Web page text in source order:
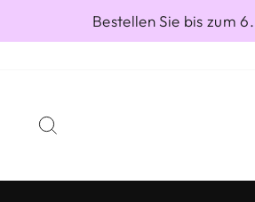
Bestellen Sie bis zum